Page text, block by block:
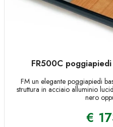
FR500C
FM un elegante poggiapiedi
struttura in acciaio alluminio
nero
€